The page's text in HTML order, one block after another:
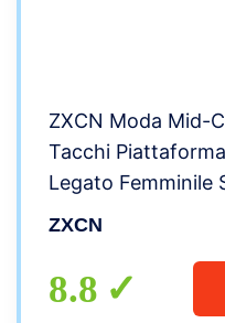
ZXCN Moda Mid-
Tacchi
Legato Femminile
Calzature in Pelle
ZXCN
8.8